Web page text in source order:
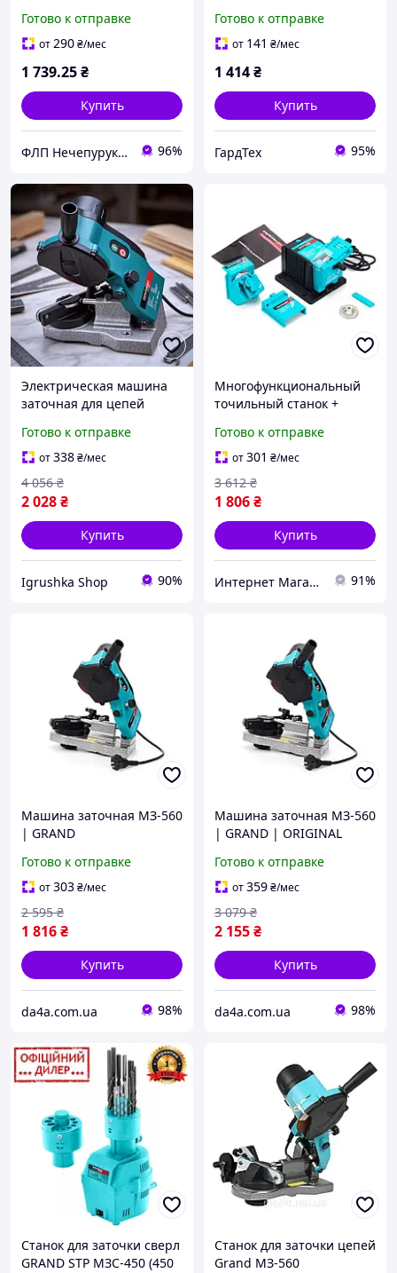
Готово к отправке
от290₴/мес
1 739.25₴
Купить
ФЛП Нечепурук Александра Витальевна 96%
Готово к отправке
от 141 ₴/мес
1 414₴
Купить
ГардТех 95%
Электрическая машина
заточная для цепей
Готово к отправке
от338₴/мес
2 028₴
4 056 ₴
Купить
Igrushka Shop 90%
Многофункциональный
точильный станок +
Станок по заточке сверл,
MTS
Готово к отправке
от301 ₴/мес
1 806₴
3 612 ₴
Купить
Интернет Магазин "StepShop" 91%
Машина заточная МЗ-560
| GRAND
Готово к отправке
от303₴/мес
1 816₴
2 595 ₴
Купить
da4a.com.ua 98%
Машина заточная МЗ-560
| GRAND | ORIGINAL
Готово к отправке
от359₴/мес
2 155₴
3 079 ₴
Купить
da4a.com.ua 98%
Станок для заточки сверл
GRAND STP МЗС-450 (450
Станок для заточки цепей
Grand МЗ-560